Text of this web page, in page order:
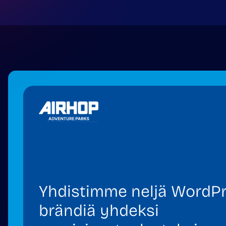
Yhdistimme neljä
brändiä yhdeksi